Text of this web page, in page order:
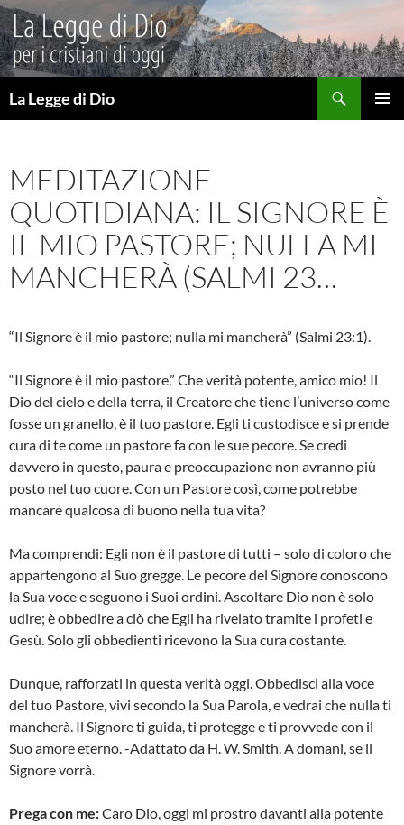
Vai
al
contenuto
La Legge di Dio
MEDITAZIONE
QUOTIDIANA: IL SIGNORE È
IL MIO PASTORE; NULLA MI
MANCHERÀ (SALMI 23…
“Il Signore è il mio pastore; nulla mi mancherà” (Salmi 23:1).
“Il Signore è il mio pastore.” Che verità potente, amico mio! Il
Dio del cielo e della terra, il Creatore che tiene l’universo come
fosse un granello, è il tuo pastore. Egli ti custodisce e si prende
cura di te come un pastore fa con le sue pecore. Se credi
davvero in questo, paura e preoccupazione non avranno più
posto nel tuo cuore. Con un Pastore così, come potrebbe
mancare qualcosa di buono nella tua vita?
Ma comprendi: Egli non è il pastore di tutti – solo di coloro che
appartengono al Suo gregge. Le pecore del Signore conoscono
la Sua voce e seguono i Suoi ordini. Ascoltare Dio non è solo
udire; è obbedire a ciò che Egli ha rivelato tramite i profeti e
Gesù. Solo gli obbedienti ricevono la Sua cura costante.
Dunque, rafforzati in questa verità oggi. Obbedisci alla voce
del tuo Pastore, vivi secondo la Sua Parola, e vedrai che nulla ti
mancherà. Il Signore ti guida, ti protegge e ti provvede con il
Suo amore eterno. -Adattato da H. W. Smith. A domani, se il
Signore vorrà.
Prega con me:Caro Dio, oggi mi prostro davanti alla potente